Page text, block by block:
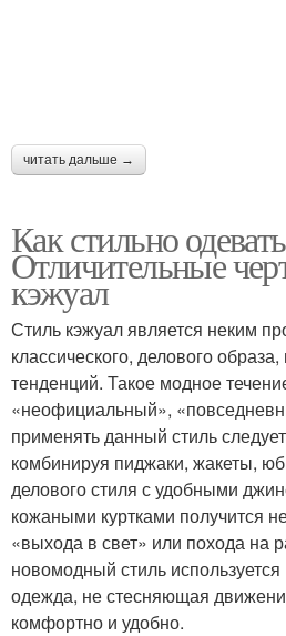
читать дальше →
Как стильно
Отличительные
кэжуал
Стиль кэжуал является неким
классического, делового
тенденций. Такое модное
«неофициальный»,
применять данный стиль
комбинируя пиджаки, жакеты,
делового стиля с удобными
кожаными куртками получится
«выхода в свет» или похода на
новомодный стиль
одежда, не стесняющая
комфортно и удобно.